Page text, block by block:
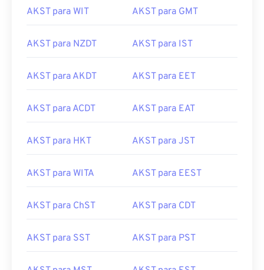
AKST para WIT AKST para GMT
AKST para NZDT AKST para IST
AKST para AKDT AKST para EET
AKST para ACDT AKST para EAT
AKST para HKT AKST para JST
AKST para WITA AKST para EEST
AKST para ChST AKST para CDT
AKST para SST AKST para PST